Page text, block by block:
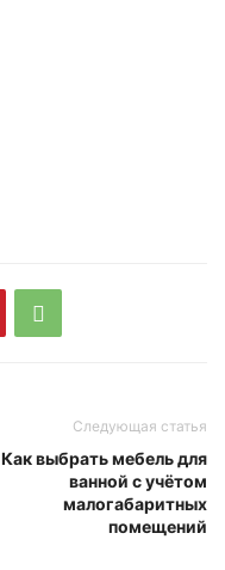
Следующая статья
Как выбрать мебель для
ванной с учётом
малогабаритных
помещений